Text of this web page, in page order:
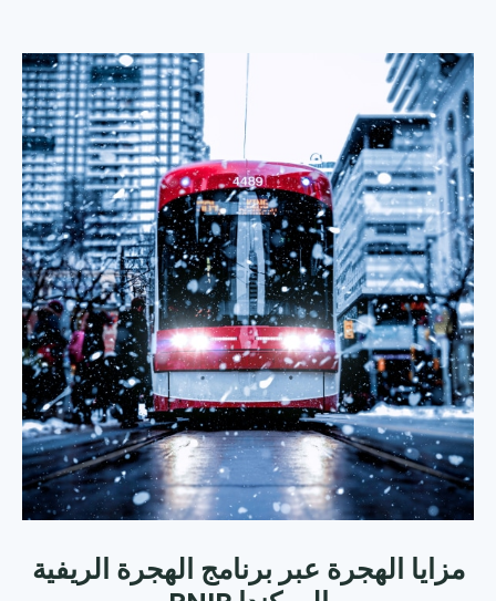
مزايا الهجرة عبر برنامج الهجرة الريفية